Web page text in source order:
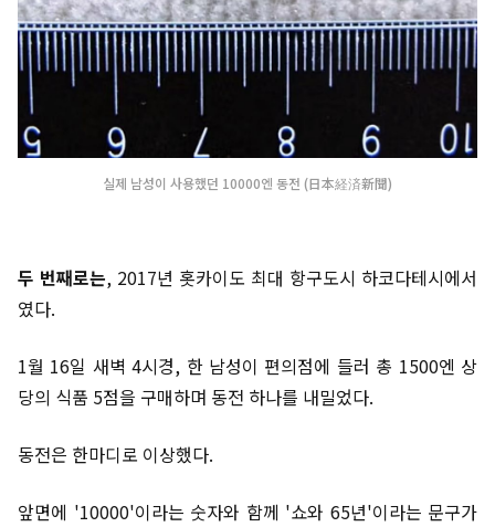
실제 남성이 사용했던 10000엔 동전 (日本経済新聞)
두 번째로는, 2017년 홋카이도 최대 항구도시 하코다테시에서
였다.
1월 16일 새벽 4시경, 한 남성이 편의점에 들러 총 1500엔 상
당의 식품 5점을 구매하며 동전 하나를 내밀었다.
동전은 한마디로 이상했다.
앞면에 '10000'이라는 숫자와 함께 '쇼와 65년'이라는 문구가